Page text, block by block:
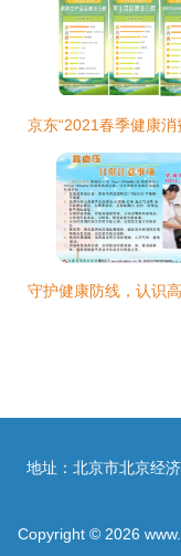
地址：北京市北京经
Copyright © 2026